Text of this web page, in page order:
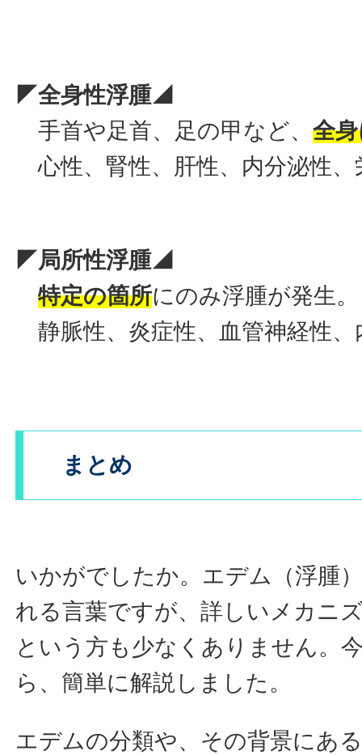
◤全身性浮腫◢
手首や足首、足の甲など、全
心性、腎性、肝性、内分泌性、
◤局所性浮腫◢
特定の箇所にのみ浮腫が発生。
静脈性、炎症性、血管神経性、
まとめ
いかがでしたか。エデム（浮腫
れる言葉ですが、詳しいメカニ
という方も少なくありません。
ら、簡単に解説しました。
エデムの分類や、その背景にあ